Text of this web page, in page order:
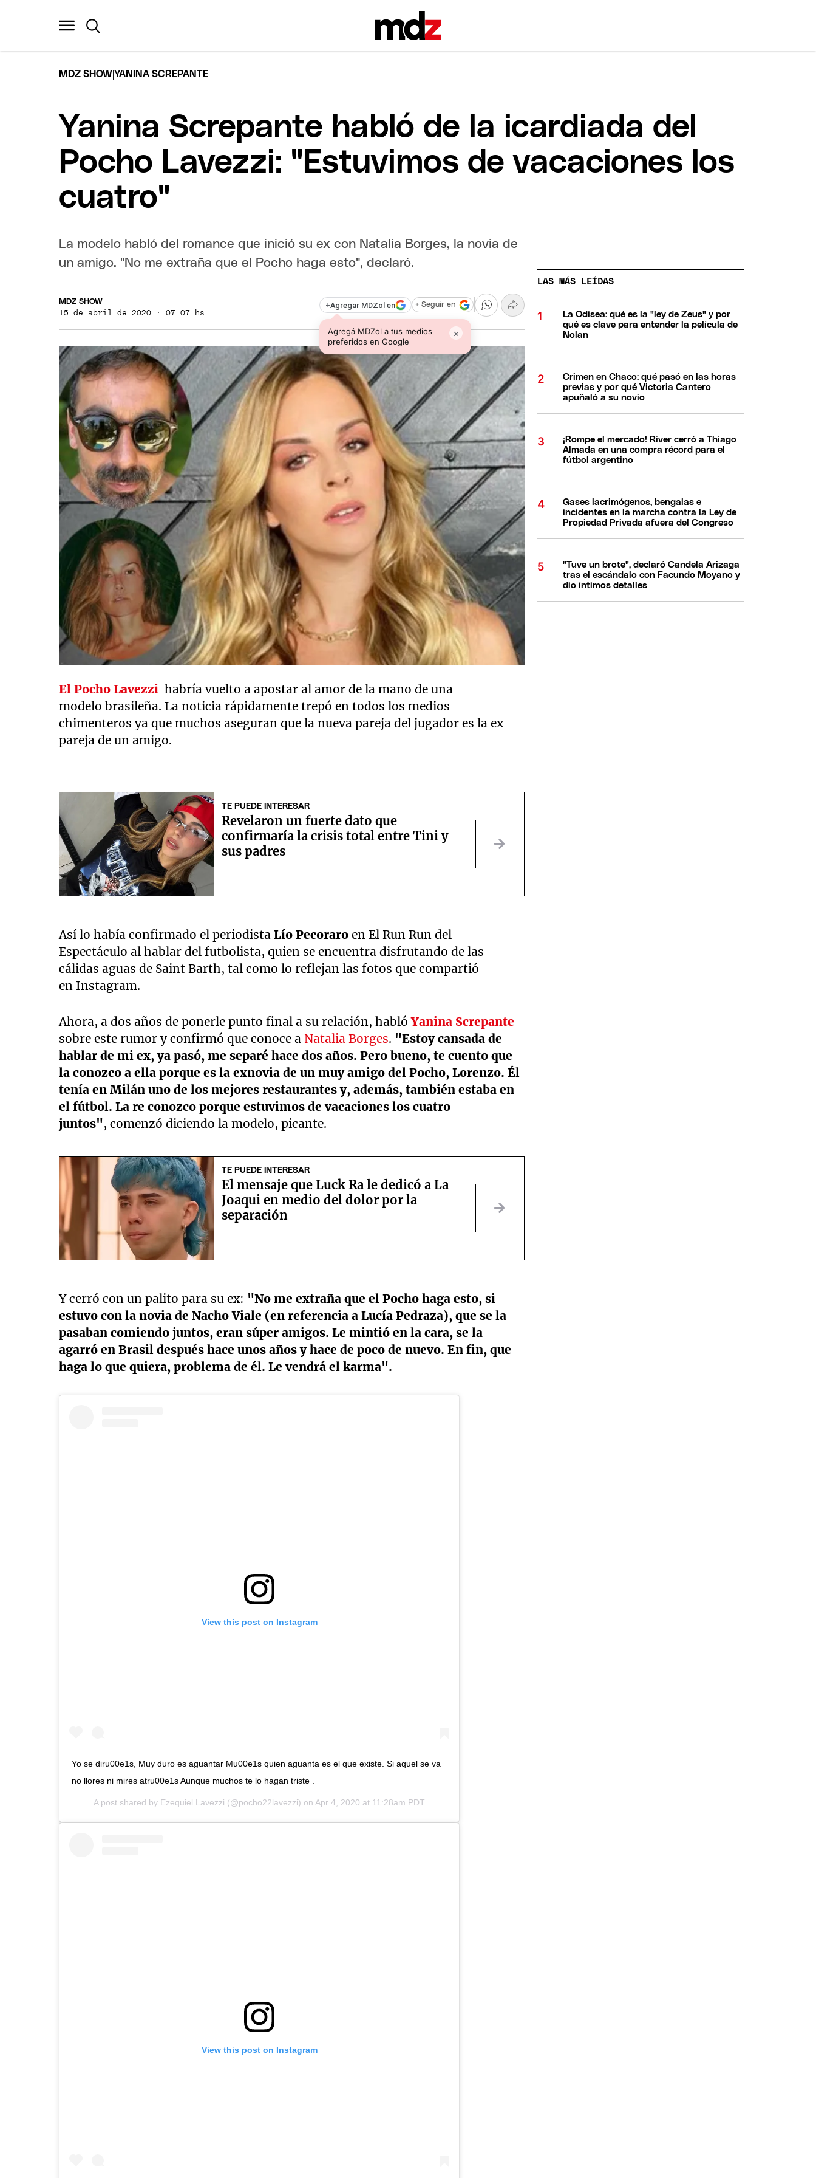
MDZ SHOW|YANINA SCREPANTE
Yanina Screpante habló de la icardiada del
Pocho Lavezzi: "Estuvimos de vacaciones los
cuatro"
La modelo habló del romance que inició su ex con Natalia Borges, la novia de
un amigo. "No me extraña que el Pocho haga esto", declaró.
MDZ SHOW
15 de abril de 2020 · 07:07 hs
+Agregar MDZol en
Agregá MDZol a tus medios
preferidos en Google
×
+ Seguir en
El Pocho Lavezzi habría vuelto a apostar al amor de la mano de una
modelo brasileña. La noticia rápidamente trepó en todos los medios
chimenteros ya que muchos aseguran que la nueva pareja del jugador es la ex
pareja de un amigo.
TE PUEDE INTERESAR
Revelaron un fuerte dato que
confirmaría la crisis total entre Tini y
sus padres
Así lo había confirmado el periodistaLío Pecoraroen El Run Run del
Espectáculo al hablar del futbolista, quien se encuentra disfrutando de las
cálidas aguas de Saint Barth, tal como lo reflejan las fotos que compartió
en Instagram.
Ahora, a dos años de ponerle punto final a su relación, habló Yanina Screpante
sobre este rumor y confirmó que conoce a Natalia Borges. "Estoy cansada de
hablar de mi ex, ya pasó, me separé hace dos años. Pero bueno, te cuento que
la conozco a ella porque es la exnovia de un muy amigo del Pocho, Lorenzo. Él
tenía en Milán uno de los mejores restaurantes y, además, también estaba en
el fútbol. La re conozco porque estuvimos de vacaciones los cuatro
juntos", comenzó diciendo la modelo, picante.
TE PUEDE INTERESAR
El mensaje que Luck Ra le dedicó a La
Joaqui en medio del dolor por la
separación
Y cerró con un palito para su ex: "No me extraña que el Pocho haga esto, si
estuvo con la novia de Nacho Viale (en referencia a Lucía Pedraza), que se la
pasaban comiendo juntos, eran súper amigos. Le mintió en la cara, se la
agarró en Brasil después hace unos años y hace de poco de nuevo. En fin, que
haga lo que quiera, problema de él. Le vendrá el karma".
View this post on Instagram
Yo se diru00e1s, Muy duro es aguantar Mu00e1s quien aguanta es el que existe. Si aquel se va
no llores ni mires atru00e1s Aunque muchos te lo hagan triste .
A post shared by Ezequiel Lavezzi (@pocho22lavezzi) on Apr 4, 2020 at 11:28am PDT
View this post on Instagram
LAS MÁS LEÍDAS
La Odisea: qué es la "ley de Zeus" y por
qué es clave para entender la película de
Nolan
Crimen en Chaco: qué pasó en las horas
previas y por qué Victoria Cantero
apuñaló a su novio
¡Rompe el mercado! River cerró a Thiago
Almada en una compra récord para el
fútbol argentino
Gases lacrimógenos, bengalas e
incidentes en la marcha contra la Ley de
Propiedad Privada afuera del Congreso
"Tuve un brote", declaró Candela Arizaga
tras el escándalo con Facundo Moyano y
dio íntimos detalles